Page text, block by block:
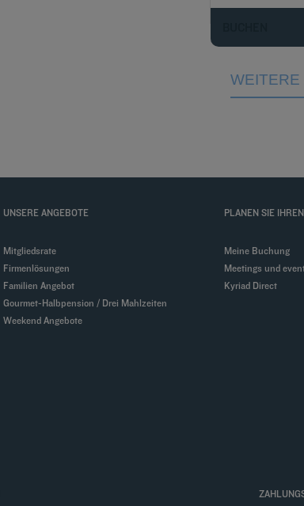
UNSERE ANGEBOTE
Mitgliedsrate
Firmenlösungen
Familien Angebot
Gourmet-Halbpension / Drei Mahlzeiten
Weekend Angebote
PLANEN SIE
Meine Buchung
Meetings und
Kyriad Direct